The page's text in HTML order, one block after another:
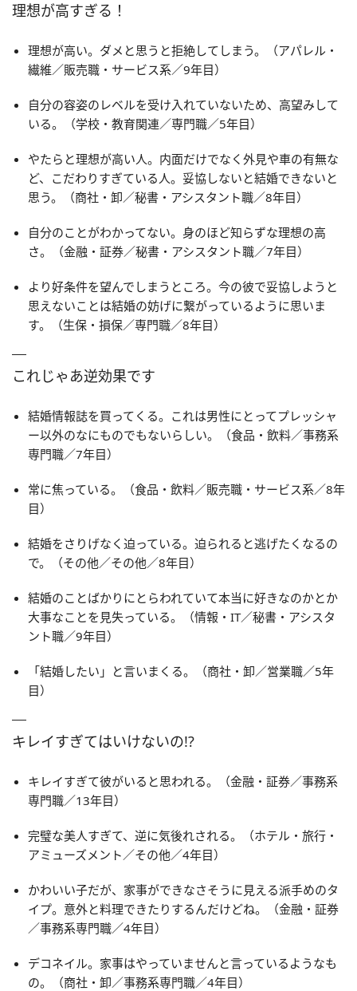
理想が高すぎる！
理想が高い。ダメと思うと拒絶してしまう。（アパレル・
繊維／販売職・サービス系／9年目）
自分の容姿のレベルを受け入れていないため、高望みして
いる。（学校・教育関連／専門職／5年目）
やたらと理想が高い人。内面だけでなく外見や車の有無な
ど、こだわりすぎている人。妥協しないと結婚できないと
思う。（商社・卸／秘書・アシスタント職／8年目）
自分のことがわかってない。身のほど知らずな理想の高
さ。（金融・証券／秘書・アシスタント職／7年目）
より好条件を望んでしまうところ。今の彼で妥協しようと
思えないことは結婚の妨げに繋がっているように思いま
す。（生保・損保／専門職／8年目）
これじゃあ逆効果です
結婚情報誌を買ってくる。これは男性にとってプレッシャ
ー以外のなにものでもないらしい。（食品・飲料／事務系
専門職／7年目）
常に焦っている。（食品・飲料／販売職・サービス系／8年
目）
結婚をさりげなく迫っている。迫られると逃げたくなるの
で。（その他／その他／8年目）
結婚のことばかりにとらわれていて本当に好きなのかとか
大事なことを見失っている。（情報・IT／秘書・アシスタ
ント職／9年目）
「結婚したい」と言いまくる。（商社・卸／営業職／5年
目）
キレイすぎてはいけないの!?
キレイすぎて彼がいると思われる。（金融・証券／事務系
専門職／13年目）
完璧な美人すぎて、逆に気後れされる。（ホテル・旅行・
アミューズメント／その他／4年目）
かわいい子だが、家事ができなさそうに見える派手めのタ
イプ。意外と料理できたりするんだけどね。（金融・証券
／事務系専門職／4年目）
デコネイル。家事はやっていませんと言っているようなも
の。（商社・卸／事務系専門職／4年目）